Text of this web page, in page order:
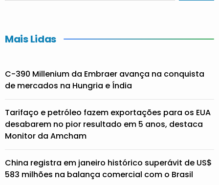
Mais Lidas
C-390 Millenium da Embraer avança na conquista
de mercados na Hungria e Índia
Tarifaço e petróleo fazem exportações para os EUA
desabarem no pior resultado em 5 anos, destaca
Monitor da Amcham
China registra em janeiro histórico superávit de US$
583 milhões na balança comercial com o Brasil